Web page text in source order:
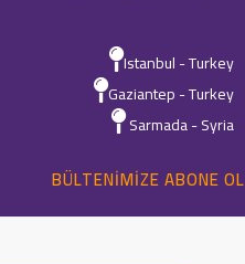
Istanbul - Turkey
Gaziantep - Turkey
Sarmada - Syria
BÜLTENIMIZE ABONE